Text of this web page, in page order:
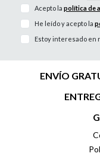
Acepto lapolítica de
He leído y acepto la
Estoy interesado en
ENVÍO